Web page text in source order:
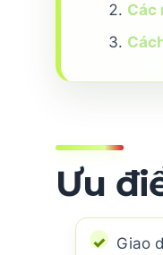
Các
Ưu
Giao